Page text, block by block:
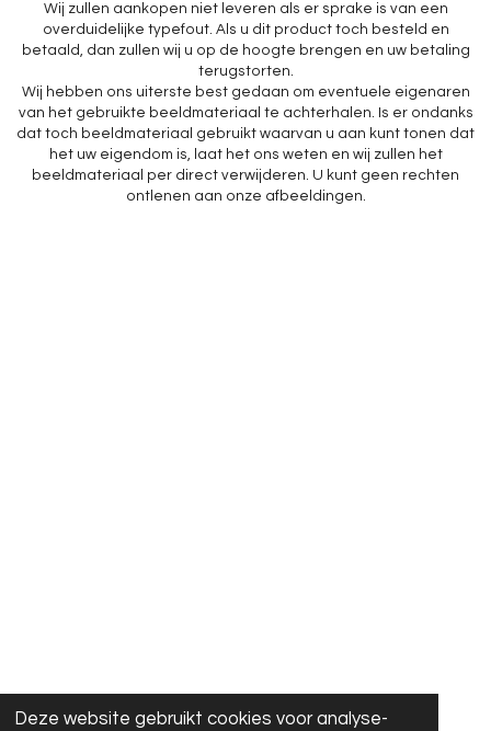
Deze website gebruikt cookies voor analyse-
Wij zullen aankopen niet leveren als er sprake is van een
overduidelijke typefout. Als u dit product toch besteld en
betaald, dan zullen wij u op de hoogte brengen en uw betaling
terugstorten.
Wij hebben ons uiterste best gedaan om eventuele eigenaren
van het gebruikte beeldmateriaal te achterhalen. Is er ondanks
dat toch beeldmateriaal gebruikt waarvan u aan kunt tonen dat
het uw eigendom is, laat het ons weten en wij zullen het
beeldmateriaal per direct verwijderen. U kunt geen rechten
ontlenen aan onze afbeeldingen.